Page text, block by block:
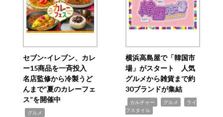
セブン‐イレブン、カレ
ー15商品を一斉投入
名店監修から冷製うど
んまで“夏のカレーフェ
ス”を開催中
グルメ
横浜高島屋で「韓国市
場」がスタート 人気
グルメから雑貨まで約
30ブランドが集結
カルチャー グルメ
ライ
フスタイル